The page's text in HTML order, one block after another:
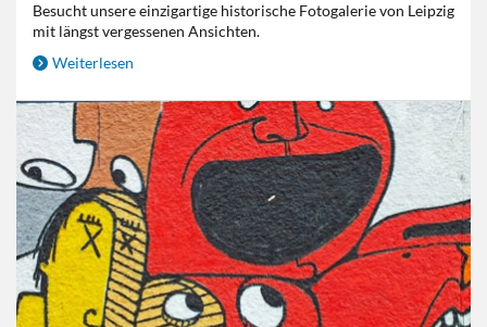
Besucht unsere einzigartige historische Fotogalerie von Leipzig
mit längst vergessenen Ansichten.
Weiterlesen